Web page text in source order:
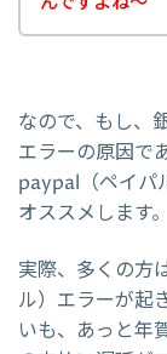
なので、もし、
エラーの原因で
paypal（ペイパ
オススメします。
実際、多くの方
ル）エラーが起
いも、あっと年